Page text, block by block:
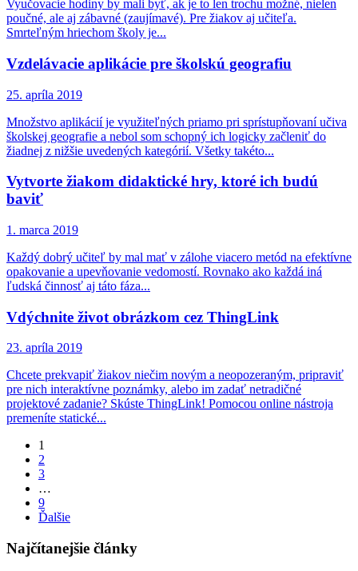
Vyučovacie hodiny by mali byť, ak je to len trochu možné, nielen
poučné, ale aj zábavné (zaujímavé). Pre žiakov aj učiteľa.
Smrteľným hriechom školy je...
Vzdelávacie aplikácie pre školskú geografiu
25. apríla 2019
Množstvo aplikácií je využiteľných priamo pri sprístupňovaní učiva
školskej geografie a nebol som schopný ich logicky začleniť do
žiadnej z nižšie uvedených kategórií. Všetky takéto...
Vytvorte žiakom didaktické hry, ktoré ich budú
baviť
1. marca 2019
Každý dobrý učiteľ by mal mať v zálohe viacero metód na efektívne
opakovanie a upevňovanie vedomostí. Rovnako ako každá iná
ľudská činnosť aj táto fáza...
Vdýchnite život obrázkom cez ThingLink
23. apríla 2019
Chcete prekvapiť žiakov niečim novým a neopozeraným, pripraviť
pre nich interaktívne poznámky, alebo im zadať netradičné
projektové zadanie? Skúste ThingLink! Pomocou online nástroja
premeníte statické...
Page
1
Page
2
Page
3
…
Page
9
Ďalšie
Najčítanejšie články